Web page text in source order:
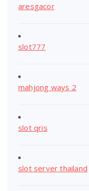
aresgacor
slot777
mahjong ways 2
slot qris
slot server thailand